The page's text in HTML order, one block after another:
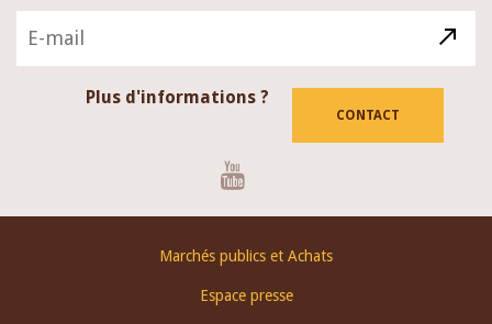
Plus d'informations ?
CONTACT
Marchés publics et Achats
Espace presse